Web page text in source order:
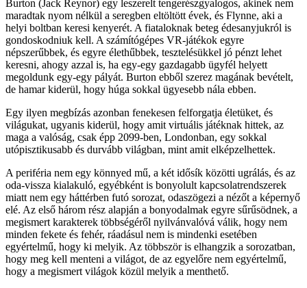
Burton (Jack Reynor) egy leszerelt tengerészgyalogos, akinek nem
maradtak nyom nélkül a seregben eltöltött évek, és Flynne, aki a
helyi boltban keresi kenyerét. A fiataloknak beteg édesanyjukról is
gondoskodniuk kell. A számítógépes VR-játékok egyre
népszerűbbek, és egyre élethűbbek, tesztelésükkel jó pénzt lehet
keresni, ahogy azzal is, ha egy-egy gazdagabb ügyfél helyett
megoldunk egy-egy pályát. Burton ebből szerez magának bevételt,
de hamar kiderül, hogy húga sokkal ügyesebb nála ebben.
Egy ilyen megbízás azonban fenekesen felforgatja életüket, és
világukat, ugyanis kiderül, hogy amit virtuális játéknak hittek, az
maga a valóság, csak épp 2099-ben, Londonban, egy sokkal
utópisztikusabb és durvább világban, mint amit elképzelhettek.
A periféria nem egy könnyed mű, a két idősík közötti ugrálás, és az
oda-vissza kialakuló, egyébként is bonyolult kapcsolatrendszerek
miatt nem egy háttérben futó sorozat, odaszögezi a nézőt a képernyő
elé. Az első három rész alapján a bonyodalmak egyre sűrűsödnek, a
megismert karakterek többségéről nyilvánvalóvá válik, hogy nem
minden fekete és fehér, ráadásul nem is mindenki esetében
egyértelmű, hogy ki melyik. Az többször is elhangzik a sorozatban,
hogy meg kell menteni a világot, de az egyelőre nem egyértelmű,
hogy a megismert világok közül melyik a menthető.